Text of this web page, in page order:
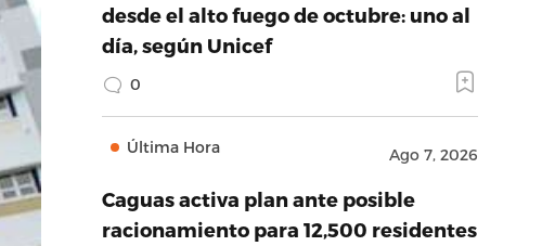
desde el alto fuego de octubre: uno al
día, según Unicef
0
Última Hora Ago 7, 2026
Caguas activa plan ante posible
racionamiento para 12,500 residentes